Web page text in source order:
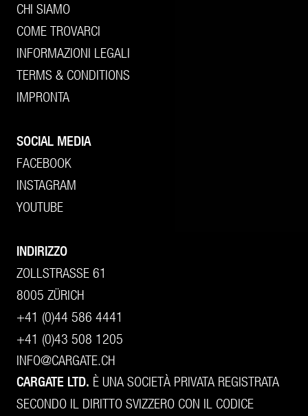
CHI SIAMO
COME TROVARCI
INFORMAZIONI LEGALI
TERMS & CONDITIONS
IMPRONTA
SOCIAL MEDIA
FACEBOOK
INSTAGRAM
YOUTUBE
INDIRIZZO
ZOLLSTRASSE 61
8005 ZÜRICH
+41 (0)44 586 4441
+41 (0)43 508 1205
INFO@CARGATE.CH
CARGATE LTD. È UNA SOCIETÀ PRIVATA REGISTRATA
SECONDO IL DIRITTO SVIZZERO CON IL CODICE